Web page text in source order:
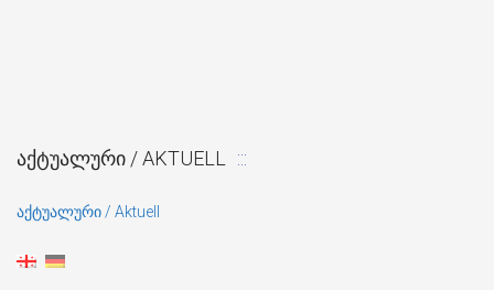
ᲐᲥᲢᲣᲐᲚᲣᲠᲘ / AKTUELL
აქტუალური / Aktuell